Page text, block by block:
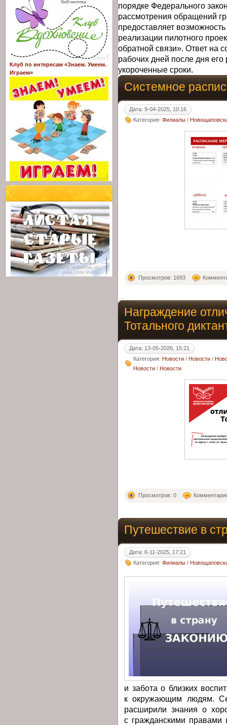
порядке Федерального
рассмотрения обращений
предоставляет
реализации пилотного
обратной связи». Ответ на
рабочих дней после дня
укороченные сроки.
Системное
Дата: 9-04-2025, 10:16
Категория: Филиалы /
Просмотров: 1693
Награждение
Тотального
Дата: 13-05-2026, 15:21
Категория: Новости / Новости /
Новости / Новости
Просмотров: 0
Путешествие в
Дата: 6-11-2025, 17:21
Категория: Филиалы /
и забота о близких
к окружающим людям.
расширили знания о
с гражданскими правами
Клуб по интересам «Знаем. Умеем.
Играем»